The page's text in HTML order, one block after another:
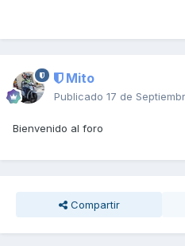
Mito
Publicado 17 de
Bienvenido al foro
Compartir